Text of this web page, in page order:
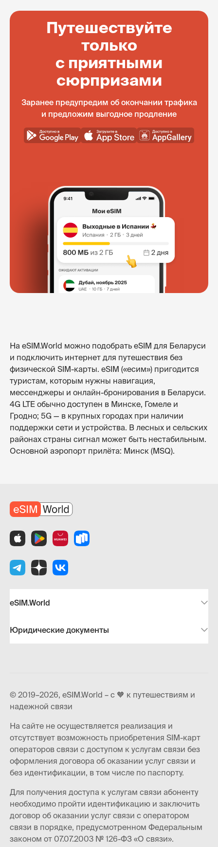
Путешествуйте
только
с приятными
сюрпризами
Заранее предупредим об окончании трафика
и предложим выгодное продление
На eSIM.World можно подобрать eSIM для Беларуси
и подключить интернет для путешествия без
физической SIM-карты. eSIM («есим») пригодится
туристам, которым нужны навигация,
мессенджеры и онлайн-бронирования в Беларуси.
4G LTE обычно доступен в Минске, Гомеле и
Гродно; 5G — в крупных городах при наличии
поддержки сети и устройства. В лесных и сельских
районах страны сигнал может быть нестабильным.
Основной аэропорт прилёта: Минск (MSQ).
eSIM.World
Юридические документы
© 2019–2026, eSIM.World – с 🧡 к путешествиям и
надежной связи
На сайте не осуществляется реализация и
отсутствует возможность приобретения SIM-карт
операторов связи с доступом к услугам связи без
оформления договора об оказании услуг связи и
без идентификации, в том числе по паспорту.
Для получения доступа к услугам связи абоненту
необходимо пройти идентификацию и заключить
договор об оказании услуг связи с оператором
связи в порядке, предусмотренном Федеральным
законом от 07.07.2003 № 126-ФЗ «О связи».